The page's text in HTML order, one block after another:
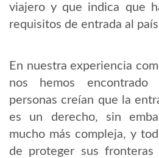
viajero y que indica que
requisitos de entrada al
En nuestra experiencia
nos hemos
personas creían que la
es un derecho, sin
mucho más compleja, y
de proteger sus fronteras